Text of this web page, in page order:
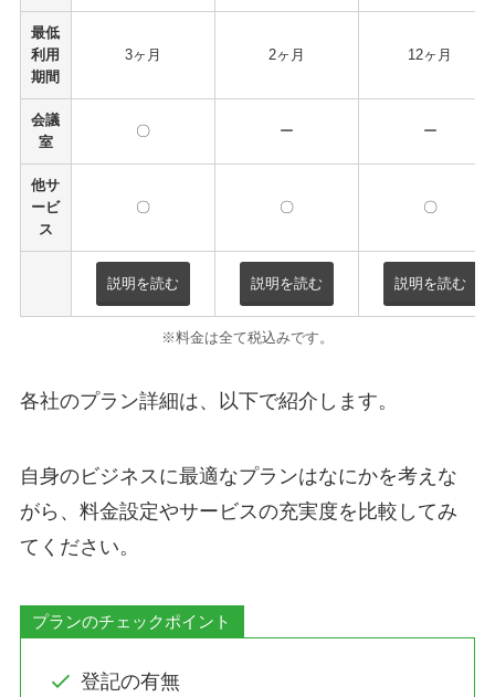
最低
利用
期間
3ヶ月 2ヶ月 12ヶ月
会議
室
〇 ー ー
他サ
ービ
ス
〇 〇 〇
説明を読む 説明を読む 説明を読む
※料金は全て税込みです。
各社のプラン詳細は、以下で紹介します。
自身のビジネスに最適なプランはなにかを考えな
がら、料金設定やサービスの充実度を比較してみ
てください。
プランのチェックポイント
登記の有無